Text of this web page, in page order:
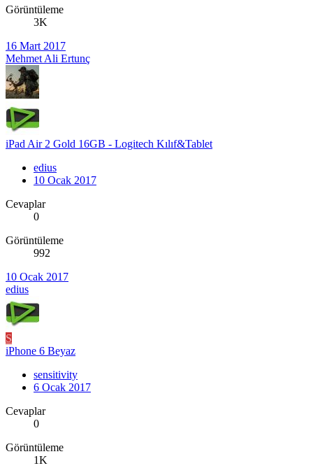
Görüntüleme
3K
16 Mart 2017
Mehmet Ali Ertunç
iPad Air 2 Gold 16GB - Logitech Kılıf&Tablet
edius
10 Ocak 2017
Cevaplar
0
Görüntüleme
992
10 Ocak 2017
edius
S
iPhone 6 Beyaz
sensitivity
6 Ocak 2017
Cevaplar
0
Görüntüleme
1K